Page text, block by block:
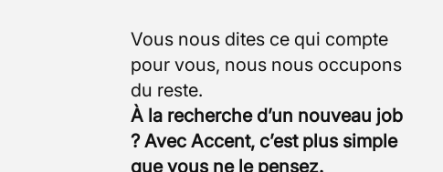
Vous nous dites ce qui compte
pour vous, nous nous occupons
À la recherche d’un nouveau job
? Avec Accent, c’est plus simple
que vous ne le pensez.